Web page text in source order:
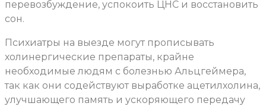
перевозбуждение, успокоить ЦНС и восстановить
сон.
Психиатры на выезде могут прописывать
холинергические препараты, крайне
необходимые людям с болезнью Альцгеймера,
так как они содействуют выработке ацетилхолина,
улучшающего память и ускоряющего передачу